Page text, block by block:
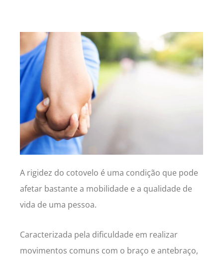
A rigidez do cotovelo é uma condição que pode
afetar bastante a mobilidade e a qualidade de
vida de uma pessoa.
Caracterizada pela dificuldade em realizar
movimentos comuns com o braço e antebraço,